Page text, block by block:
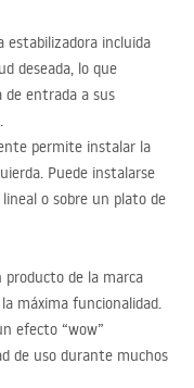
estabilizadora incluida
deseada, lo que
entrada a sus
permite instalar la
Puede instalarse
o sobre un plato de
producto de la marca
máxima funcionalidad.
efecto “wow”
de uso durante muchos